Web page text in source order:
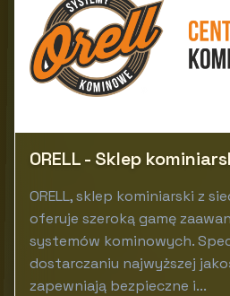
ORELL - Sklep
ORELL, sklep kominiarski z
oferuje szeroką gamę
systemów kominowych.
dostarczaniu najwyższej
zapewniają bezpieczne i...